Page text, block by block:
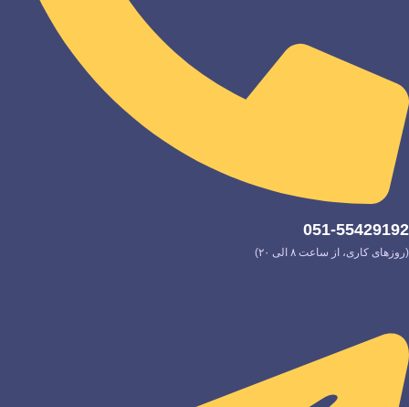
051-55429192
(روزهای کاری، از ساعت ۸ الی ۲۰)